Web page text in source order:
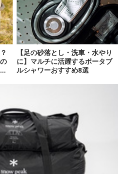
【足の砂落とし・洗車・水やり
に】マルチに活躍するポータブ
ルシャワーおすすめ8選